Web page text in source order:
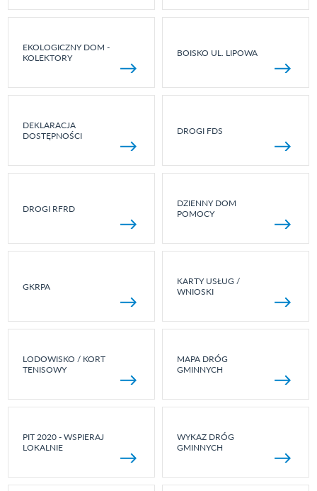
EKOLOGICZNY DOM -
KOLEKTORY
BOISKO UL. LIPOWA
DEKLARACJA
DOSTĘPNOŚCI
DROGI FDS
DROGI RFRD
DZIENNY DOM
POMOCY
GKRPA
KARTY USŁUG /
WNIOSKI
LODOWISKO / KORT
TENISOWY
MAPA DRÓG
GMINNYCH
PIT 2020 - WSPIERAJ
LOKALNIE
WYKAZ DRÓG
GMINNYCH